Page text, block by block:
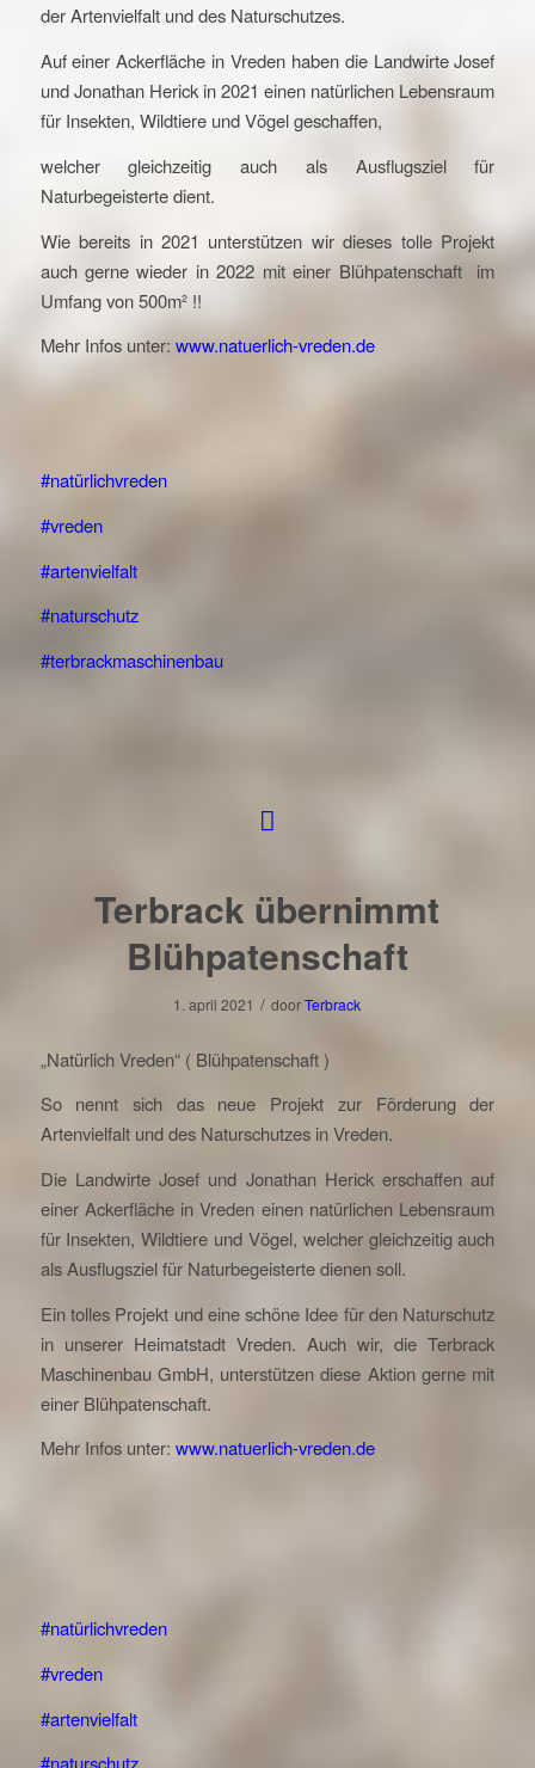
der Artenvielfalt und des Naturschutzes.
Auf einer Ackerfläche in Vreden haben die Landwirte Josef
und Jonathan Herick in 2021 einen natürlichen Lebensraum
für Insekten, Wildtiere und Vögel geschaffen,
welcher gleichzeitig auch als Ausflugsziel für
Naturbegeisterte dient.
Wie bereits in 2021 unterstützen wir dieses tolle Projekt
auch gerne wieder in 2022 mit einer Blühpatenschaft im
Umfang von 500m² !!
Mehr Infos unter: www.natuerlich-vreden.de
#natürlichvreden
#vreden
#artenvielfalt
#naturschutz
#terbrackmaschinenbau
Terbrack übernimmt
Blühpatenschaft
1. april 2021 / doorTerbrack
„Natürlich Vreden“ ( Blühpatenschaft )
So nennt sich das neue Projekt zur Förderung der
Artenvielfalt und des Naturschutzes in Vreden.
Die Landwirte Josef und Jonathan Herick erschaffen auf
einer Ackerfläche in Vreden einen natürlichen Lebensraum
für Insekten, Wildtiere und Vögel, welcher gleichzeitig auch
als Ausflugsziel für Naturbegeisterte dienen soll.
Ein tolles Projekt und eine schöne Idee für den Naturschutz
in unserer Heimatstadt Vreden. Auch wir, die Terbrack
Maschinenbau GmbH, unterstützen diese Aktion gerne mit
einer Blühpatenschaft.
Mehr Infos unter: www.natuerlich-vreden.de
#natürlichvreden
#vreden
#artenvielfalt
#naturschutz